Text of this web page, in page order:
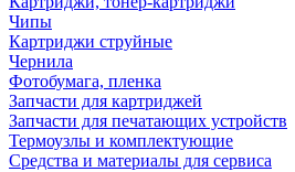
Чипы
Картриджи струйные
Чернила
Фотобумага, пленка
Запчасти для картриджей
Запчасти для печатающих устройств
Термоузлы и комплектующие
Средства и материалы для сервиса